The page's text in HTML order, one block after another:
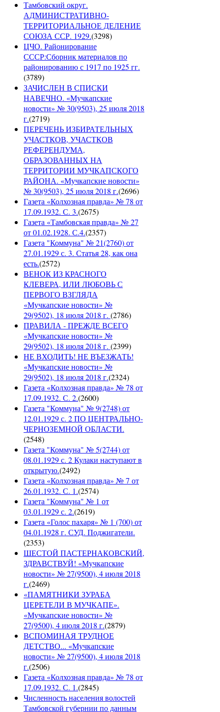
Тамбовский округ.
АДМИНИСТРАТИВНО-
ТЕРРИТОРИАЛЬНОЕ ДЕЛЕНИЕ
СОЮЗА ССР. 1929.(3298)
ЦЧО. Районирование
СССР:Сборник материалов по
районированию с 1917 по 1925 гг.
(3789)
ЗАЧИСЛЕН В СПИСКИ
НАВЕЧНО. «Мучкапские
новости» № 30(9503), 25 июля 2018
г.(2719)
ПЕРЕЧЕНЬ ИЗБИРАТЕЛЬНЫХ
УЧАСТКОВ, УЧАСТКОВ
РЕФЕРЕНДУМА,
ОБРАЗОВАННЫХ НА
ТЕРРИТОРИИ МУЧКАПСКОГО
РАЙОНА. «Мучкапские новости»
№ 30(9503), 25 июля 2018 г.(2696)
Газета «Колхозная правда» № 78 от
17.09.1932. С. 3.(2675)
Газета «Тамбовская правда» № 27
от 01.02.1928. С.4.(2357)
Газета "Коммуна" № 21(2760) от
27.01.1929 с. 3. Статья 28, как она
есть.(2572)
ВЕНОК ИЗ КРАСНОГО
КЛЕВЕРА, ИЛИ ЛЮБОВЬ С
ПЕРВОГО ВЗГЛЯДА
«Мучкапские новости» №
29(9502), 18 июля 2018 г. (2786)
ПРАВИЛА - ПРЕЖДЕ ВСЕГО
«Мучкапские новости» №
29(9502), 18 июля 2018 г. (2399)
НЕ ВХОДИТЬ! НЕ ВЪЕЗЖАТЬ!
«Мучкапские новости» №
29(9502), 18 июля 2018 г.(2324)
Газета «Колхозная правда» № 78 от
17.09.1932. С. 2.(2600)
Газета "Коммуна" № 9(2748) от
12.01.1929 с. 2 ПО ЦЕНТРАЛЬНО-
ЧЕРНОЗЕМНОЙ ОБЛАСТИ.
(2548)
Газета "Коммуна" № 5(2744) от
08.01.1929 с. 2 Кулаки наступают в
открытую.(2492)
Газета «Колхозная правда» № 7 от
26.01.1932. С. 1.(2574)
Газета "Коммуна" № 1 от
03.01.1929 с. 2.(2619)
Газета «Голос пахаря» № 1 (700) от
04.01.1928 г. СУД. Поджигатели.
(2353)
ШЕСТОЙ ПАСТЕРНАКОВСКИЙ,
ЗДРАВСТВУЙ! «Мучкапские
новости» № 27(9500), 4 июля 2018
г.(2469)
«ПАМЯТНИКИ ЗУРАБА
ЦЕРЕТЕЛИ В МУЧКАПЕ».
«Мучкапские новости» №
27(9500), 4 июля 2018 г.(2879)
ВСПОМИНАЯ ТРУДНОЕ
ДЕТСТВО... «Мучкапские
новости» № 27(9500), 4 июля 2018
г.(2506)
Газета «Колхозная правда» № 78 от
17.09.1932. С. 1.(2845)
Численность населения волостей
Тамбовской губернии по данным